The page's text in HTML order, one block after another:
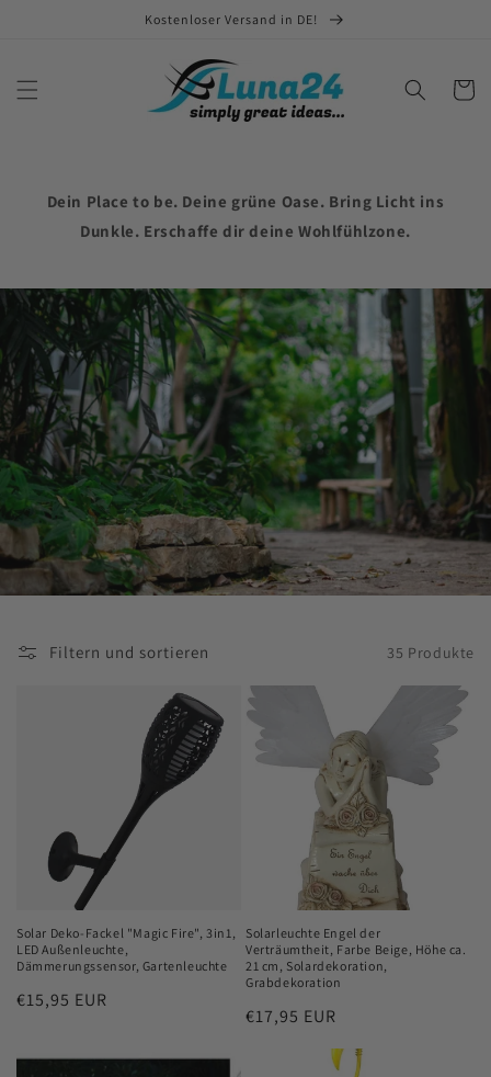
Kostenloser Versand in DE!
Dein Place to be. Deine grüne Oase. Bring Licht ins
Dunkle. Erschaffe dir deine Wohlfühlzone.
Filtern und sortieren 35 Produkte
Solar Deko-Fackel "Magic Fire", 3in1,
LED Außenleuchte,
Dämmerungssensor, Gartenleuchte
Normaler
€15,95 EUR
Solarleuchte Engel der
Verträumtheit, Farbe Beige, Höhe ca.
21 cm, Solardekoration,
Grabdekoration
Normaler
€17,95 EUR